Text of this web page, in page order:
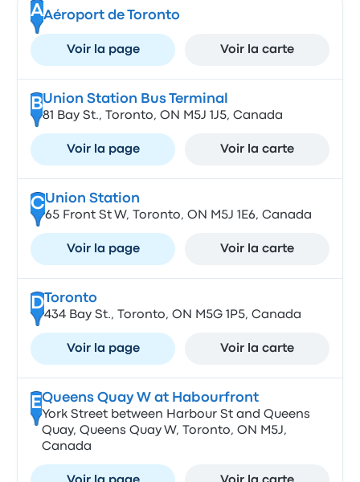
AAéroport de Toronto
Voir la page Voir la carte
BUnion Station Bus Terminal
81 Bay St., Toronto, ON M5J 1J5, Canada
Voir la page Voir la carte
CUnion Station
65 Front St W, Toronto, ON M5J 1E6, Canada
Voir la page Voir la carte
DToronto
434 Bay St., Toronto, ON M5G 1P5, Canada
Voir la page Voir la carte
EQueens Quay W at Habourfront
York Street between Harbour St and Queens
Quay, Queens Quay W, Toronto, ON M5J,
Canada